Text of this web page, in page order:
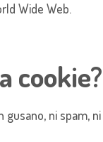
Wide Web.
cookie?
gusano, ni spam,